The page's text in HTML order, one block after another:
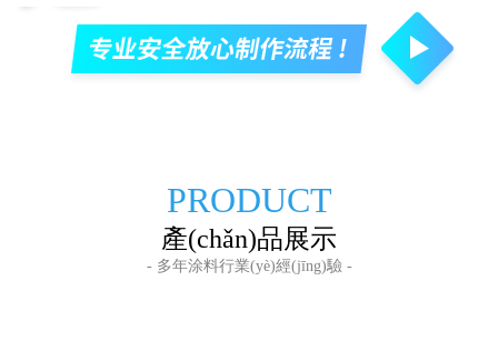
PRODUCT
產(chǎn)品展示
- 多年涂料行業(yè)經(jīng)驗 -